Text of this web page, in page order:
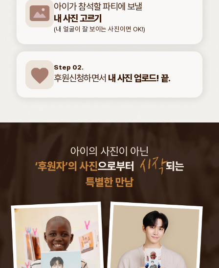
아이가 참석할 파티에 보낼
내 사진 고르기
(내 얼굴이 잘 보이는 사진이면 OK!)
Step 02.
후원신청하면서 내 사진 업로드! 끝.